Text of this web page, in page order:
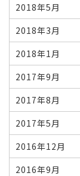
2018年5月
2018年3月
2018年1月
2017年9月
2017年8月
2017年5月
2016年12月
2016年9月